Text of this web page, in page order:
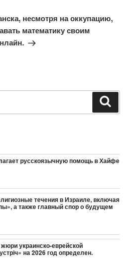
несмотря на оккупацию,
математику своим
русскоязычную помощь в Хайфе
течения в Израиле, включая
а также главный спор о будущем
украинско-еврейской
на 2026 год определен.